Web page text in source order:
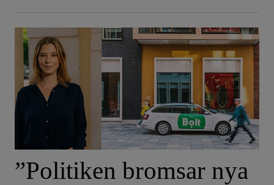
”Politiken bromsar nya